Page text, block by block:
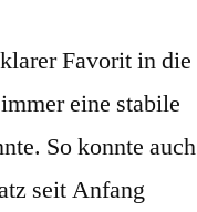
Favorit in die
eine stabile
So konnte auch
seit Anfang